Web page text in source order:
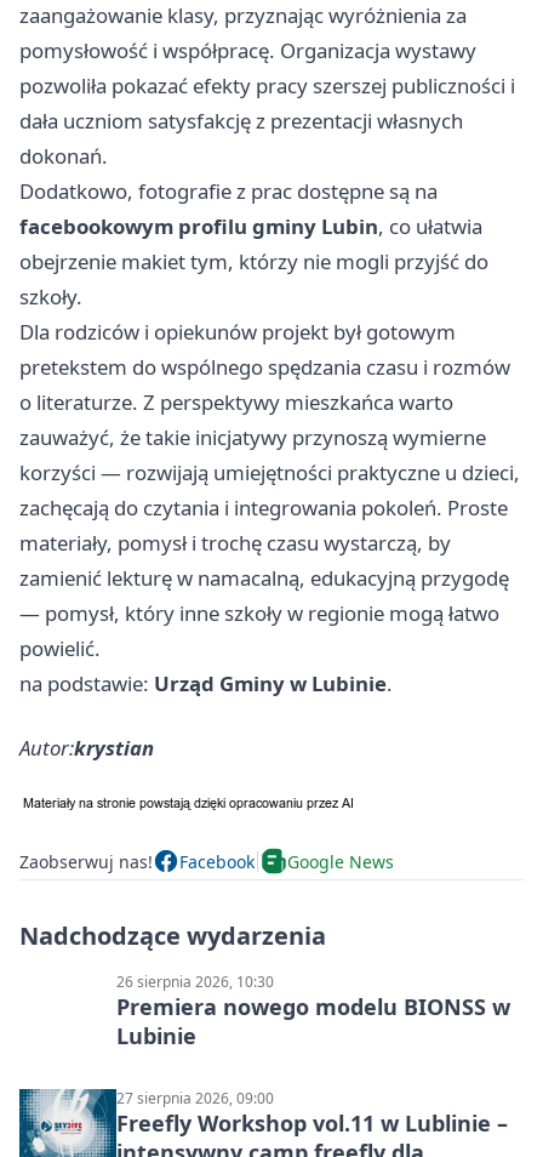
zaangażowanie klasy, przyznając wyróżnienia za
pomysłowość i współpracę. Organizacja wystawy
pozwoliła pokazać efekty pracy szerszej publiczności i
dała uczniom satysfakcję z prezentacji własnych
dokonań.
Dodatkowo, fotografie z prac dostępne są na
facebookowym profilu gminy Lubin, co ułatwia
obejrzenie makiet tym, którzy nie mogli przyjść do
szkoły.
Dla rodziców i opiekunów projekt był gotowym
pretekstem do wspólnego spędzania czasu i rozmów
o literaturze. Z perspektywy mieszkańca warto
zauważyć, że takie inicjatywy przynoszą wymierne
korzyści — rozwijają umiejętności praktyczne u dzieci,
zachęcają do czytania i integrowania pokoleń. Proste
materiały, pomysł i trochę czasu wystarczą, by
zamienić lekturę w namacalną, edukacyjną przygodę
— pomysł, który inne szkoły w regionie mogą łatwo
powielić.
na podstawie: Urząd Gminy w Lubinie.
Autor:krystian
Zaobserwuj nas! Facebook Google News
Nadchodzące wydarzenia
26 sierpnia 2026, 10:30
Premiera nowego modelu BIONSS w
Lubinie
27 sierpnia 2026, 09:00
Freefly Workshop vol.11 w Lublinie –